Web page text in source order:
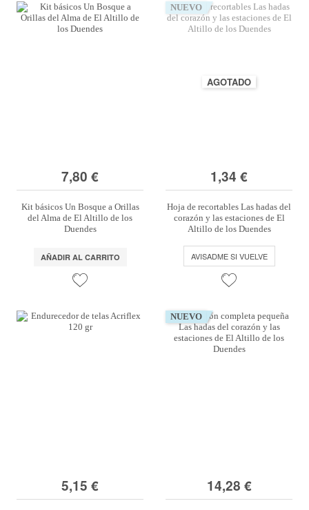
7,80 €
Kit básicos Un Bosque a Orillas
del Alma de El Altillo de los
Duendes
AÑADIR AL CARRITO
AGOTADO
NUEVO
1,34 €
Hoja de recortables Las hadas del
corazón y las estaciones de El
Altillo de los Duendes
AVISADME SI VUELVE
5,15 €
NUEVO
14,28 €